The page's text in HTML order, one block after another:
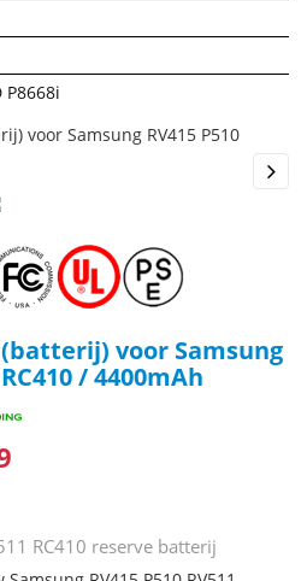
P8668i
(batterij) voor Samsung
/ 4400mAh
RC410 reserve batterij